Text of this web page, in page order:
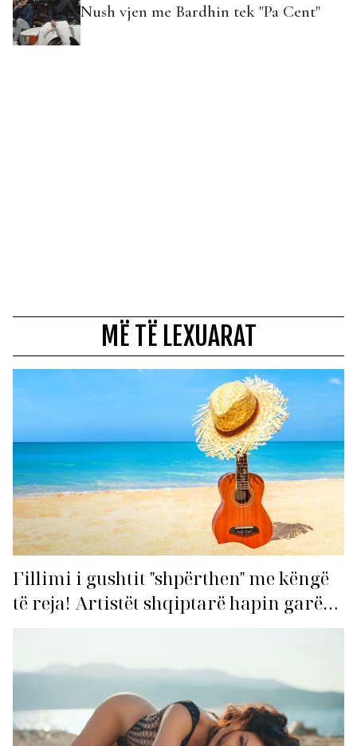
Nush vjen me Bardhin tek "Pa Cent"
MË TË LEXUARAT
Fillimi i gushtit "shpërthen" me këngë
të reja! Artistët shqiptarë hapin garën